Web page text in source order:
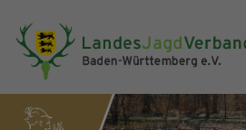
Shop
Kontakt
Anmelden